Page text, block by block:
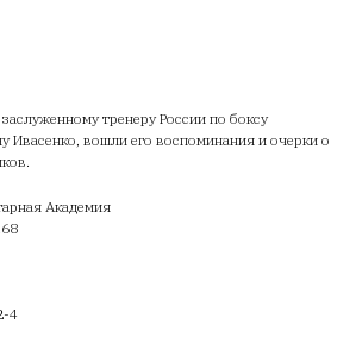
тренеру России по боксу
Ивасенко, вошли его воспоминания и очерки о
Академия
4